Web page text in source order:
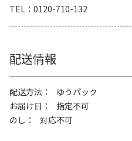
TEL
0120-710-132
配送情報
配送方法
ゆうパック
お届け日
指定不可
のし
対応不可